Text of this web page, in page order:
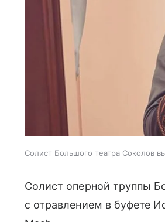
Солист Большого театра Соколов
Солист оперной труппы
с отравлением в буфете